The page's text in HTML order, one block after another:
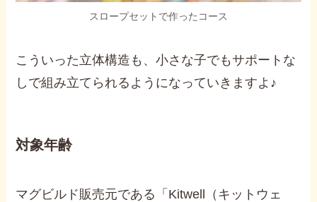
スロープセットで作ったコース
こういった立体構造も、小さな子でもサポートな
しで組み立てられるようになっていきますよ♪
対象年齢
マグビルド販売元である「Kitwell（キットウェ